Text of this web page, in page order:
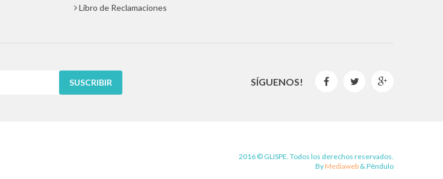
Libro de Reclamaciones
SUSCRIBIR SÍGUENOS!   
2016 © GLISPE. Todos los derechos reservados.
By Mediaweb & Pêndulo